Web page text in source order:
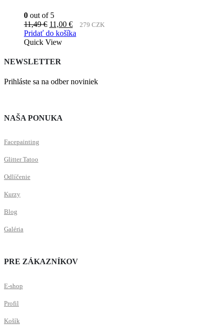
0 out of 5
11,49€ Pôvodná
cena
bola:
11,00 €Aktuálna
cena
279 CZK
Pridať do košíka
Quick View
NEWSLETTER
Prihláste sa na odber noviniek
NAŠA PONUKA
Facepainting
Glitter Tatoo
Odlíčenie
Kurzy
Blog
Galéria
PRE ZÁKAZNÍKOV
E-shop
Profil
Košík